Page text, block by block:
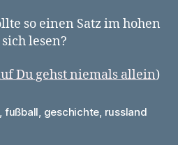
so einen Satz im hohen
lesen?
Du gehst niemals allein)
, fußball, geschichte, russland